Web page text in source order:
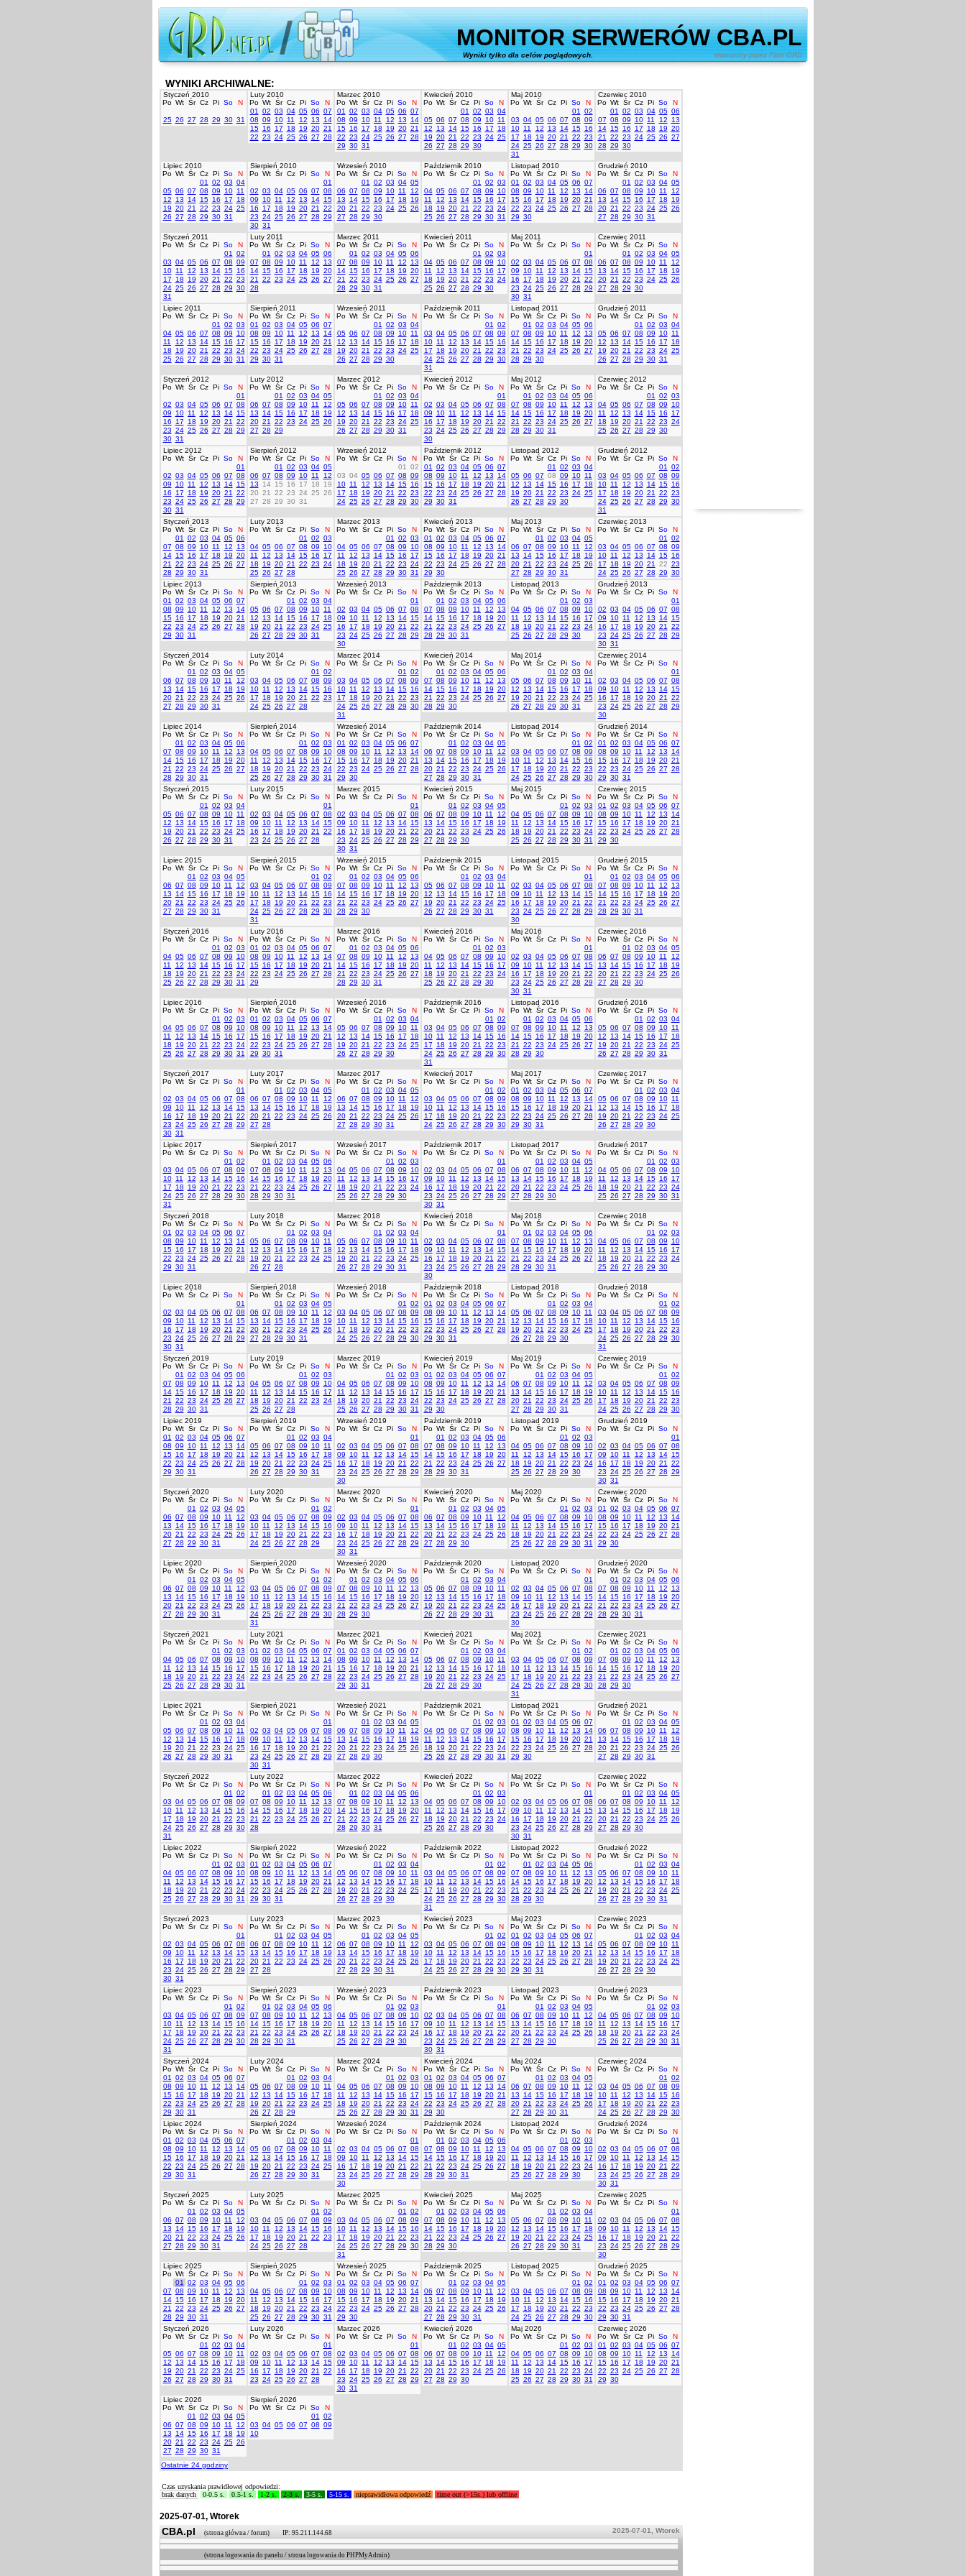
MONITOR SERWERÓW CBA.PL
Wyniki tylko dla celów poglądowych.stworzony przez Piotr GRD
WYNIKI ARCHIWALNE:
Styczeń 2010
Po Wt Śr Cz Pi So N
25 26 27 28 29 30 31
Luty 2010
Po Wt Śr Cz Pi So
N
01
02 03 04 05 06 07
08 09 10 11 12 13
14
15 16 17 18 19 20 21
22 23 24 25 26 27 28
Marzec 2010
Po Wt Śr Cz Pi So
N
01
02 03 04 05 06 07
08 09 10 11 12 13
14
15 16 17 18 19 20 21
22 23 24 25 26 27 28
29 30 31
Kwiecień 2010
Po Wt Śr Cz Pi So
N
01
02 03 04
05 06 07 08 09 10 11
12
13 14 15 16 17
18
19 20 21 22 23 24 25
26 27 28 29 30
Maj 2010
Po Wt Śr Cz Pi So
N
01
02
03 04 05 06 07 08 09
10 11 12 13 14 15 16
17
18 19 20 21 22 23
24 25 26 27 28 29 30
31
Czerwiec 2010
Po Wt Śr Cz Pi So
N
01
02 03 04 05 06
07 08 09 10 11 12
13
14 15 16 17 18 19 20
21
22 23 24 25 26 27
28 29 30
Lipiec 2010
Po Wt Śr Cz Pi So
N
01
02 03 04
05 06 07 08 09 10 11
12
13 14 15 16 17
18
19 20 21 22 23 24 25
26 27 28 29 30 31
Sierpień 2010
Po Wt Śr Cz Pi So
N
01
02 03 04 05 06 07 08
09
10 11 12 13 14 15
16
17 18 19 20 21
22
23 24 25 26 27 28 29
30 31
Wrzesień 2010
Po Wt Śr Cz Pi So
N
01
02 03 04 05
06 07 08 09 10 11
12
13
14 15 16 17 18
19
20 21 22 23 24 25 26
27 28 29 30
Październik 2010
Po Wt Śr Cz Pi So
N
01
02 03
04 05 06 07 08 09
10
11
12 13 14 15 16
17
18
19 20 21 22 23 24
25 26 27 28 29 30 31
Listopad 2010
Po Wt Śr Cz Pi So
N
01
02 03 04 05 06 07
08 09 10 11 12 13
14
15 16 17 18 19 20 21
22 23 24 25 26 27 28
29 30
Grudzień 2010
Po Wt Śr Cz Pi So
N
01
02 03 04 05
06 07 08 09 10 11
12
13
14 15 16 17 18
19
20 21 22 23 24 25 26
27 28 29 30 31
Styczeń 2011
Po Wt Śr Cz Pi So
N
01
02
03 04 05 06 07 08 09
10 11 12 13 14 15 16
17
18 19 20 21 22 23
24 25 26 27 28 29 30
31
Luty 2011
Po Wt Śr Cz Pi So
N
01
02 03 04 05 06
07 08 09 10 11 12
13
14 15 16 17 18 19 20
21
22 23 24 25 26 27
28
Marzec 2011
Po Wt Śr Cz Pi So
N
01
02 03 04 05 06
07 08 09 10 11 12
13
14 15 16 17 18 19 20
21
22 23 24 25 26 27
28 29 30 31
Kwiecień 2011
Po Wt Śr Cz Pi So
N
01
02 03
04 05 06 07 08 09
10
11
12 13 14 15 16
17
18
19 20 21 22 23 24
25 26 27 28 29 30
Maj 2011
Po Wt Śr Cz Pi So
N
01
02 03 04 05 06 07 08
09
10 11 12 13 14 15
16
17 18 19 20 21
22
23 24 25 26 27 28 29
30 31
Czerwiec 2011
Po Wt Śr Cz Pi So
N
01
02 03 04 05
06 07 08 09 10 11
12
13
14 15 16 17 18
19
20 21 22 23 24 25 26
27 28 29 30
Lipiec 2011
Po Wt Śr Cz Pi So
N
01
02 03
04 05 06 07 08 09
10
11
12 13 14 15 16
17
18
19 20 21 22 23 24
25 26 27 28 29 30 31
Sierpień 2011
Po Wt Śr Cz Pi So
N
01
02 03 04 05 06 07
08 09 10 11 12 13
14
15 16 17 18 19 20 21
22 23 24 25 26 27 28
29 30 31
Wrzesień 2011
Po Wt Śr Cz Pi So
N
01
02 03 04
05 06 07 08 09 10 11
12
13 14 15 16 17
18
19 20 21 22 23 24 25
26 27 28 29 30
Październik 2011
Po Wt Śr Cz Pi So
N
01
02
03 04 05 06 07 08 09
10 11 12 13 14 15 16
17
18 19 20 21 22 23
24 25 26 27 28 29 30
31
Listopad 2011
Po Wt Śr Cz Pi So
N
01
02 03 04 05 06
07 08 09 10 11 12
13
14 15 16 17 18 19 20
21
22 23 24 25 26 27
28 29 30
Grudzień 2011
Po Wt Śr Cz Pi So
N
01
02 03 04
05 06 07 08 09 10 11
12
13 14 15 16 17
18
19 20 21 22 23 24 25
26 27 28 29 30 31
Styczeń 2012
Po Wt Śr Cz Pi So
N
01
02 03 04 05 06 07 08
09
10 11 12 13 14 15
16
17 18 19 20 21
22
23 24 25 26 27 28 29
30 31
Luty 2012
Po Wt Śr Cz Pi So
N
01
02 03 04 05
06 07 08 09 10 11
12
13
14 15 16 17 18
19
20 21 22 23 24 25 26
27 28 29
Marzec 2012
Po Wt Śr Cz Pi So
N
01
02 03 04
05 06 07 08 09 10 11
12
13 14 15 16 17
18
19 20 21 22 23 24 25
26 27 28 29 30 31
Kwiecień 2012
Po Wt Śr Cz Pi So
N
01
02 03 04 05 06 07 08
09
10 11 12 13 14 15
16
17 18 19 20 21
22
23 24 25 26 27 28 29
30
Maj 2012
Po Wt Śr Cz Pi So
N
01
02 03 04 05 06
07 08 09 10 11 12
13
14 15 16 17 18 19 20
21
22 23 24 25 26 27
28 29 30 31
Czerwiec 2012
Po Wt Śr Cz Pi So
N
01
02 03
04 05 06 07 08 09
10
11
12 13 14 15 16
17
18
19 20 21 22 23 24
25 26 27 28 29 30
Lipiec 2012
Po Wt Śr Cz Pi So
N
01
02 03 04 05 06 07 08
09
10 11 12 13 14 15
16
17 18 19 20 21
22
23 24 25 26 27 28 29
30 31
Sierpień 2012
Po Wt Śr Cz Pi So
N
01
02 03 04 05
06 07 08 09 10 11
12
13
14 15 16 17 18
19
20 21 22 23 24 25 26
27 28 29 30 31
Wrzesień 2012
Po Wt Śr Cz Pi So
N
01
02
03 04 05 06 07 08 09
10 11 12 13 14 15 16
17
18 19 20 21 22 23
24 25 26 27 28 29 30
Październik 2012
Po Wt Śr Cz Pi So
N
01
02 03 04 05 06 07
08 09 10 11 12 13
14
15 16 17 18 19 20 21
22 23 24 25 26 27 28
29 30 31
Listopad 2012
Po Wt Śr Cz Pi So
N
01
02 03 04
05 06 07 08 09 10 11
12
13 14 15 16 17
18
19 20 21 22 23 24 25
26 27 28 29 30
Grudzień 2012
Po Wt Śr Cz Pi So
N
01
02
03 04 05 06 07 08 09
10 11 12 13 14 15 16
17
18 19 20 21 22 23
24 25 26 27 28 29 30
31
Styczeń 2013
Po Wt Śr Cz Pi So
N
01
02 03 04 05 06
07 08 09 10 11 12
13
14 15 16 17 18 19 20
21
22 23 24 25 26 27
28 29 30 31
Luty 2013
Po Wt Śr Cz Pi So
N
01
02 03
04 05 06 07 08 09
10
11
12 13 14 15 16
17
18
19 20 21 22 23 24
25 26 27 28
Marzec 2013
Po Wt Śr Cz Pi So
N
01
02 03
04 05 06 07 08 09
10
11
12 13 14 15 16
17
18
19 20 21 22 23 24
25 26 27 28 29 30 31
Kwiecień 2013
Po Wt Śr Cz Pi So
N
01
02 03 04 05 06 07
08 09 10 11 12 13
14
15 16 17 18 19 20 21
22 23 24 25 26 27 28
29 30
Maj 2013
Po Wt Śr Cz Pi So
N
01
02 03 04 05
06 07 08 09 10 11
12
13
14 15 16 17 18
19
20 21 22 23 24 25 26
27 28 29 30 31
Czerwiec 2013
Po Wt Śr Cz Pi So
N
01
02
03 04 05 06 07 08 09
10 11 12 13 14 15 16
17
18 19 20 21 22 23
24 25 26 27 28 29 30
Lipiec 2013
Po Wt Śr Cz Pi So
N
01
02 03 04 05 06 07
08 09 10 11 12 13
14
15 16 17 18 19 20 21
22 23 24 25 26 27 28
29 30 31
Sierpień 2013
Po Wt Śr Cz Pi So
N
01
02 03 04
05 06 07 08 09 10 11
12
13 14 15 16 17
18
19 20 21 22 23 24 25
26 27 28 29 30 31
Wrzesień 2013
Po Wt Śr Cz Pi So
N
01
02 03 04 05 06 07 08
09
10 11 12 13 14 15
16
17 18 19 20 21
22
23 24 25 26 27 28 29
30
Październik 2013
Po Wt Śr Cz Pi So
N
01
02 03 04 05 06
07 08 09 10 11 12
13
14 15 16 17 18 19 20
21
22 23 24 25 26 27
28 29 30 31
Listopad 2013
Po Wt Śr Cz Pi So
N
01
02 03
04 05 06 07 08 09
10
11
12 13 14 15 16
17
18
19 20 21 22 23 24
25 26 27 28 29 30
Grudzień 2013
Po Wt Śr Cz Pi So
N
01
02 03 04 05 06 07 08
09
10 11 12 13 14 15
16
17 18 19 20 21
22
23 24 25 26 27 28 29
30 31
Styczeń 2014
Po Wt Śr Cz Pi So
N
01
02 03 04 05
06 07 08 09 10 11
12
13
14 15 16 17 18
19
20 21 22 23 24 25 26
27 28 29 30 31
Luty 2014
Po Wt Śr Cz Pi So
N
01
02
03 04 05 06 07 08 09
10 11 12 13 14 15 16
17
18 19 20 21 22 23
24 25 26 27 28
Marzec 2014
Po Wt Śr Cz Pi So
N
01
02
03 04 05 06 07 08 09
10 11 12 13 14 15 16
17
18 19 20 21 22 23
24 25 26 27 28 29 30
31
Kwiecień 2014
Po Wt Śr Cz Pi So
N
01
02 03 04 05 06
07 08 09 10 11 12
13
14 15 16 17 18 19 20
21
22 23 24 25 26 27
28 29 30
Maj 2014
Po Wt Śr Cz Pi So
N
01
02 03 04
05 06 07 08 09 10 11
12
13 14 15 16 17
18
19 20 21 22 23 24 25
26 27 28 29 30 31
Czerwiec 2014
Po Wt Śr Cz Pi So
N
01
02 03 04 05 06 07 08
09
10 11 12 13 14 15
16
17 18 19 20 21
22
23 24 25 26 27 28 29
30
Lipiec 2014
Po Wt Śr Cz Pi So
N
01
02 03 04 05 06
07 08 09 10 11 12
13
14 15 16 17 18 19 20
21
22 23 24 25 26 27
28 29 30 31
Sierpień 2014
Po Wt Śr Cz Pi So
N
01
02 03
04 05 06 07 08 09
10
11
12 13 14 15 16
17
18
19 20 21 22 23 24
25 26 27 28 29 30 31
Wrzesień 2014
Po Wt Śr Cz Pi So
N
01
02 03 04 05 06 07
08 09 10 11 12 13
14
15 16 17 18 19 20 21
22 23 24 25 26 27 28
29 30
Październik 2014
Po Wt Śr Cz Pi So
N
01
02 03 04 05
06 07 08 09 10 11
12
13
14 15 16 17 18
19
20 21 22 23 24 25 26
27 28 29 30 31
Listopad 2014
Po Wt Śr Cz Pi So
N
01
02
03 04 05 06 07 08 09
10 11 12 13 14 15 16
17
18 19 20 21 22 23
24 25 26 27 28 29 30
Grudzień 2014
Po Wt Śr Cz Pi So
N
01
02 03 04 05 06 07
08 09 10 11 12 13
14
15 16 17 18 19 20 21
22 23 24 25 26 27 28
29 30 31
Styczeń 2015
Po Wt Śr Cz Pi So
N
01
02 03 04
05 06 07 08 09 10 11
12
13 14 15 16 17
18
19 20 21 22 23 24 25
26 27 28 29 30 31
Luty 2015
Po Wt Śr Cz Pi So
N
01
02 03 04 05 06 07 08
09
10 11 12 13 14 15
16
17 18 19 20 21
22
23 24 25 26 27 28
Marzec 2015
Po Wt Śr Cz Pi So
N
01
02 03 04 05 06 07 08
09
10 11 12 13 14 15
16
17 18 19 20 21
22
23 24 25 26 27 28 29
30 31
Kwiecień 2015
Po Wt Śr Cz Pi So
N
01
02 03 04 05
06 07 08 09 10 11
12
13
14 15 16 17 18
19
20 21 22 23 24 25 26
27 28 29 30
Maj 2015
Po Wt Śr Cz Pi So
N
01
02 03
04 05 06 07 08 09
10
11
12 13 14 15 16
17
18
19 20 21 22 23 24
25 26 27 28 29 30 31
Czerwiec 2015
Po Wt Śr Cz Pi So
N
01
02 03 04 05 06 07
08 09 10 11 12 13
14
15 16 17 18 19 20 21
22 23 24 25 26 27 28
29 30
Lipiec 2015
Po Wt Śr Cz Pi So
N
01
02 03 04 05
06 07 08 09 10 11
12
13
14 15 16 17 18
19
20 21 22 23 24 25 26
27 28 29 30 31
Sierpień 2015
Po Wt Śr Cz Pi So
N
01
02
03 04 05 06 07 08 09
10 11 12 13 14 15 16
17
18 19 20 21 22 23
24 25 26 27 28 29 30
31
Wrzesień 2015
Po Wt Śr Cz Pi So
N
01
02 03 04 05 06
07 08 09 10 11 12
13
14 15 16 17 18 19 20
21
22 23 24 25 26 27
28 29 30
Październik 2015
Po Wt Śr Cz Pi So
N
01
02 03 04
05 06 07 08 09 10 11
12
13 14 15 16 17
18
19 20 21 22 23 24 25
26 27 28 29 30 31
Listopad 2015
Po Wt Śr Cz Pi So
N
01
02 03 04 05 06 07 08
09
10 11 12 13 14 15
16
17 18 19 20 21
22
23 24 25 26 27 28 29
30
Grudzień 2015
Po Wt Śr Cz Pi So
N
01
02 03 04 05 06
07 08 09 10 11 12
13
14 15 16 17 18 19 20
21
22 23 24 25 26 27
28 29 30 31
Styczeń 2016
Po Wt Śr Cz Pi So
N
01
02 03
04 05 06 07 08 09
10
11
12 13 14 15 16
17
18
19 20 21 22 23 24
25 26 27 28 29 30 31
Luty 2016
Po Wt Śr Cz Pi So
N
01
02 03 04 05 06 07
08 09 10 11 12 13
14
15 16 17 18 19 20 21
22 23 24 25 26 27 28
29
Marzec 2016
Po Wt Śr Cz Pi So
N
01
02 03 04 05 06
07 08 09 10 11 12
13
14 15 16 17 18 19 20
21
22 23 24 25 26 27
28 29 30 31
Kwiecień 2016
Po Wt Śr Cz Pi So
N
01
02 03
04 05 06 07 08 09
10
11
12 13 14 15 16
17
18
19 20 21 22 23 24
25 26 27 28 29 30
Maj 2016
Po Wt Śr Cz Pi So
N
01
02 03 04 05 06 07 08
09
10 11 12 13 14 15
16
17 18 19 20 21
22
23 24 25 26 27 28 29
30 31
Czerwiec 2016
Po Wt Śr Cz Pi So
N
01
02 03 04 05
06 07 08 09 10 11
12
13
14 15 16 17 18
19
20 21 22 23 24 25 26
27 28 29 30
Lipiec 2016
Po Wt Śr Cz Pi So
N
01
02 03
04 05 06 07 08 09
10
11
12 13 14 15 16
17
18
19 20 21 22 23 24
25 26 27 28 29 30 31
Sierpień 2016
Po Wt Śr Cz Pi So
N
01
02 03 04 05 06 07
08 09 10 11 12 13
14
15 16 17 18 19 20 21
22 23 24 25 26 27 28
29 30 31
Wrzesień 2016
Po Wt Śr Cz Pi So
N
01
02 03 04
05 06 07 08 09 10 11
12
13 14 15 16 17
18
19 20 21 22 23 24 25
26 27 28 29 30
Październik 2016
Po Wt Śr Cz Pi So
N
01
02
03 04 05 06 07 08 09
10 11 12 13 14 15 16
17
18 19 20 21 22 23
24 25 26 27 28 29 30
31
Listopad 2016
Po Wt Śr Cz Pi So
N
01
02 03 04 05 06
07 08 09 10 11 12
13
14 15 16 17 18 19 20
21
22 23 24 25 26 27
28 29 30
Grudzień 2016
Po Wt Śr Cz Pi So
N
01
02 03 04
05 06 07 08 09 10 11
12
13 14 15 16 17
18
19 20 21 22 23 24 25
26 27 28 29 30 31
Styczeń 2017
Po Wt Śr Cz Pi So
N
01
02 03 04 05 06 07 08
09
10 11 12 13 14 15
16
17 18 19 20 21
22
23 24 25 26 27 28 29
30 31
Luty 2017
Po Wt Śr Cz Pi So
N
01
02 03 04 05
06 07 08 09 10 11
12
13
14 15 16 17 18
19
20 21 22 23 24 25 26
27 28
Marzec 2017
Po Wt Śr Cz Pi So
N
01
02 03 04 05
06 07 08 09 10 11
12
13
14 15 16 17 18
19
20 21 22 23 24 25 26
27 28 29 30 31
Kwiecień 2017
Po Wt Śr Cz Pi So
N
01
02
03 04 05 06 07 08 09
10 11 12 13 14 15 16
17
18 19 20 21 22 23
24 25 26 27 28 29 30
Maj 2017
Po Wt Śr Cz Pi So
N
01
02 03 04 05 06 07
08 09 10 11 12 13
14
15 16 17 18 19 20 21
22 23 24 25 26 27 28
29 30 31
Czerwiec 2017
Po Wt Śr Cz Pi So
N
01
02 03 04
05 06 07 08 09 10 11
12
13 14 15 16 17
18
19 20 21 22 23 24 25
26 27 28 29 30
Lipiec 2017
Po Wt Śr Cz Pi So
N
01
02
03 04 05 06 07 08 09
10 11 12 13 14 15 16
17
18 19 20 21 22 23
24 25 26 27 28 29 30
31
Sierpień 2017
Po Wt Śr Cz Pi So
N
01
02 03 04 05 06
07 08 09 10 11 12
13
14 15 16 17 18 19 20
21
22 23 24 25 26 27
28 29 30 31
Wrzesień 2017
Po Wt Śr Cz Pi So
N
01
02 03
04 05 06 07 08 09
10
11
12 13 14 15 16
17
18
19 20 21 22 23 24
25 26 27 28 29 30
Październik 2017
Po Wt Śr Cz Pi So
N
01
02 03 04 05 06 07 08
09
10 11 12 13 14 15
16
17 18 19 20 21
22
23 24 25 26 27 28 29
30 31
Listopad 2017
Po Wt Śr Cz Pi So
N
01
02 03 04 05
06 07 08 09 10 11
12
13
14 15 16 17 18
19
20 21 22 23 24 25 26
27 28 29 30
Grudzień 2017
Po Wt Śr Cz Pi So
N
01
02 03
04 05 06 07 08 09
10
11
12 13 14 15 16
17
18
19 20 21 22 23 24
25 26 27 28 29 30 31
Styczeń 2018
Po Wt Śr Cz Pi So
N
01
02 03 04 05 06 07
08 09 10 11 12 13
14
15 16 17 18 19 20 21
22 23 24 25 26 27 28
29 30 31
Luty 2018
Po Wt Śr Cz Pi So
N
01
02 03 04
05 06 07 08 09 10 11
12
13 14 15 16 17
18
19 20 21 22 23 24 25
26 27 28
Marzec 2018
Po Wt Śr Cz Pi So
N
01
02 03 04
05 06 07 08 09 10 11
12
13 14 15 16 17
18
19 20 21 22 23 24 25
26 27 28 29 30 31
Kwiecień 2018
Po Wt Śr Cz Pi So
N
01
02 03 04 05 06 07 08
09
10 11 12 13 14 15
16
17 18 19 20 21
22
23 24 25 26 27 28 29
30
Maj 2018
Po Wt Śr Cz Pi So
N
01
02 03 04 05 06
07 08 09 10 11 12
13
14 15 16 17 18 19 20
21
22 23 24 25 26 27
28 29 30 31
Czerwiec 2018
Po Wt Śr Cz Pi So
N
01
02 03
04 05 06 07 08 09
10
11
12 13 14 15 16
17
18
19 20 21 22 23 24
25 26 27 28 29 30
Lipiec 2018
Po Wt Śr Cz Pi So
N
01
02 03 04 05 06 07 08
09
10 11 12 13 14 15
16
17 18 19 20 21
22
23 24 25 26 27 28 29
30 31
Sierpień 2018
Po Wt Śr Cz Pi So
N
01
02 03 04 05
06 07 08 09 10 11
12
13
14 15 16 17 18
19
20 21 22 23 24 25 26
27 28 29 30 31
Wrzesień 2018
Po Wt Śr Cz Pi So
N
01
02
03 04 05 06 07 08 09
10 11 12 13 14 15 16
17
18 19 20 21 22 23
24 25 26 27 28 29 30
Październik 2018
Po Wt Śr Cz Pi So
N
01
02 03 04 05 06 07
08 09 10 11 12 13
14
15 16 17 18 19 20 21
22 23 24 25 26 27 28
29 30 31
Listopad 2018
Po Wt Śr Cz Pi So
N
01
02 03 04
05 06 07 08 09 10 11
12
13 14 15 16 17
18
19 20 21 22 23 24 25
26 27 28 29 30
Grudzień 2018
Po Wt Śr Cz Pi So
N
01
02
03 04 05 06 07 08 09
10 11 12 13 14 15 16
17
18 19 20 21 22 23
24 25 26 27 28 29 30
31
Styczeń 2019
Po Wt Śr Cz Pi So
N
01
02 03 04 05 06
07 08 09 10 11 12
13
14 15 16 17 18 19 20
21
22 23 24 25 26 27
28 29 30 31
Luty 2019
Po Wt Śr Cz Pi So
N
01
02 03
04 05 06 07 08 09
10
11
12 13 14 15 16
17
18
19 20 21 22 23 24
25 26 27 28
Marzec 2019
Po Wt Śr Cz Pi So
N
01
02 03
04 05 06 07 08 09
10
11
12 13 14 15 16
17
18
19 20 21 22 23 24
25 26 27 28 29 30 31
Kwiecień 2019
Po Wt Śr Cz Pi So
N
01
02 03 04 05 06 07
08 09 10 11 12 13
14
15 16 17 18 19 20 21
22 23 24 25 26 27 28
29 30
Maj 2019
Po Wt Śr Cz Pi So
N
01
02 03 04 05
06 07 08 09 10 11
12
13
14 15 16 17 18
19
20 21 22 23 24 25 26
27 28 29 30 31
Czerwiec 2019
Po Wt Śr Cz Pi So
N
01
02
03 04 05 06 07 08 09
10 11 12 13 14 15 16
17
18 19 20 21 22 23
24 25 26 27 28 29 30
Lipiec 2019
Po Wt Śr Cz Pi So
N
01
02 03 04 05 06 07
08 09 10 11 12 13
14
15 16 17 18 19 20 21
22 23 24 25 26 27 28
29 30 31
Sierpień 2019
Po Wt Śr Cz Pi So
N
01
02 03 04
05 06 07 08 09 10 11
12
13 14 15 16 17
18
19 20 21 22 23 24 25
26 27 28 29 30 31
Wrzesień 2019
Po Wt Śr Cz Pi So
N
01
02 03 04 05 06 07 08
09
10 11 12 13 14 15
16
17 18 19 20 21
22
23 24 25 26 27 28 29
30
Październik 2019
Po Wt Śr Cz Pi So
N
01
02 03 04 05 06
07 08 09 10 11 12
13
14 15 16 17 18 19 20
21
22 23 24 25 26 27
28 29 30 31
Listopad 2019
Po Wt Śr Cz Pi So
N
01
02 03
04 05 06 07 08 09
10
11
12 13 14 15 16
17
18
19 20 21 22 23 24
25 26 27 28 29 30
Grudzień 2019
Po Wt Śr Cz Pi So
N
01
02 03 04 05 06 07 08
09
10 11 12 13 14 15
16
17 18 19 20 21
22
23 24 25 26 27 28 29
30 31
Styczeń 2020
Po Wt Śr Cz Pi So
N
01
02 03 04 05
06 07 08 09 10 11
12
13
14 15 16 17 18
19
20 21 22 23 24 25 26
27 28 29 30 31
Luty 2020
Po Wt Śr Cz Pi So
N
01
02
03 04 05 06 07 08 09
10 11 12 13 14 15 16
17
18 19 20 21 22 23
24 25 26 27 28 29
Marzec 2020
Po Wt Śr Cz Pi So
N
01
02 03 04 05 06 07 08
09
10 11 12 13 14 15
16
17 18 19 20 21
22
23 24 25 26 27 28 29
30 31
Kwiecień 2020
Po Wt Śr Cz Pi So
N
01
02 03 04 05
06 07 08 09 10 11
12
13
14 15 16 17 18
19
20 21 22 23 24 25 26
27 28 29 30
Maj 2020
Po Wt Śr Cz Pi So
N
01
02 03
04 05 06 07 08 09
10
11
12 13 14 15 16
17
18
19 20 21 22 23 24
25 26 27 28 29 30 31
Czerwiec 2020
Po Wt Śr Cz Pi So
N
01
02 03 04 05 06 07
08 09 10 11 12 13
14
15 16 17 18 19 20 21
22 23 24 25 26 27 28
29 30
Lipiec 2020
Po Wt Śr Cz Pi So
N
01
02 03 04 05
06 07 08 09 10 11
12
13
14 15 16 17 18
19
20 21 22 23 24 25 26
27 28 29 30 31
Sierpień 2020
Po Wt Śr Cz Pi So
N
01
02
03 04 05 06 07 08 09
10 11 12 13 14 15 16
17
18 19 20 21 22 23
24 25 26 27 28 29 30
31
Wrzesień 2020
Po Wt Śr Cz Pi So
N
01
02 03 04 05 06
07 08 09 10 11 12
13
14 15 16 17 18 19 20
21
22 23 24 25 26 27
28 29 30
Październik 2020
Po Wt Śr Cz Pi So
N
01
02 03 04
05 06 07 08 09 10 11
12
13 14 15 16 17
18
19 20 21 22 23 24 25
26 27 28 29 30 31
Listopad 2020
Po Wt Śr Cz Pi So
N
01
02 03 04 05 06 07 08
09
10 11 12 13 14 15
16
17 18 19 20 21
22
23 24 25 26 27 28 29
30
Grudzień 2020
Po Wt Śr Cz Pi So
N
01
02 03 04 05 06
07 08 09 10 11 12
13
14 15 16 17 18 19 20
21
22 23 24 25 26 27
28 29 30 31
Styczeń 2021
Po Wt Śr Cz Pi So
N
01
02 03
04 05 06 07 08 09
10
11
12 13 14 15 16
17
18
19 20 21 22 23 24
25 26 27 28 29 30 31
Luty 2021
Po Wt Śr Cz Pi So
N
01
02 03 04 05 06 07
08 09 10 11 12 13
14
15 16 17 18 19 20 21
22 23 24 25 26 27 28
Marzec 2021
Po Wt Śr Cz Pi So
N
01
02 03 04 05 06 07
08 09 10 11 12 13
14
15 16 17 18 19 20 21
22 23 24 25 26 27 28
29 30 31
Kwiecień 2021
Po Wt Śr Cz Pi So
N
01
02 03 04
05 06 07 08 09 10 11
12
13 14 15 16 17
18
19 20 21 22 23 24 25
26 27 28 29 30
Maj 2021
Po Wt Śr Cz Pi So
N
01
02
03 04 05 06 07 08 09
10 11 12 13 14 15 16
17
18 19 20 21 22 23
24 25 26 27 28 29 30
31
Czerwiec 2021
Po Wt Śr Cz Pi So
N
01
02 03 04 05 06
07 08 09 10 11 12
13
14 15 16 17 18 19 20
21
22 23 24 25 26 27
28 29 30
Lipiec 2021
Po Wt Śr Cz Pi So
N
01
02 03 04
05 06 07 08 09 10 11
12
13 14 15 16 17
18
19 20 21 22 23 24 25
26 27 28 29 30 31
Sierpień 2021
Po Wt Śr Cz Pi So
N
01
02 03 04 05 06 07 08
09
10 11 12 13 14 15
16
17 18 19 20 21
22
23 24 25 26 27 28 29
30 31
Wrzesień 2021
Po Wt Śr Cz Pi So
N
01
02 03 04 05
06 07 08 09 10 11
12
13
14 15 16 17 18
19
20 21 22 23 24 25 26
27 28 29 30
Październik 2021
Po Wt Śr Cz Pi So
N
01
02 03
04 05 06 07 08 09
10
11
12 13 14 15 16
17
18
19 20 21 22 23 24
25 26 27 28 29 30 31
Listopad 2021
Po Wt Śr Cz Pi So
N
01
02 03 04 05 06 07
08 09 10 11 12 13
14
15 16 17 18 19 20 21
22 23 24 25 26 27 28
29 30
Grudzień 2021
Po Wt Śr Cz Pi So
N
01
02 03 04 05
06 07 08 09 10 11
12
13
14 15 16 17 18
19
20 21 22 23 24 25 26
27 28 29 30 31
Styczeń 2022
Po Wt Śr Cz Pi So
N
01
02
03 04 05 06 07 08 09
10 11 12 13 14 15 16
17
18 19 20 21 22 23
24 25 26 27 28 29 30
31
Luty 2022
Po Wt Śr Cz Pi So
N
01
02 03 04 05 06
07 08 09 10 11 12
13
14 15 16 17 18 19 20
21
22 23 24 25 26 27
28
Marzec 2022
Po Wt Śr Cz Pi So
N
01
02 03 04 05 06
07 08 09 10 11 12
13
14 15 16 17 18 19 20
21
22 23 24 25 26 27
28 29 30 31
Kwiecień 2022
Po Wt Śr Cz Pi So
N
01
02 03
04 05 06 07 08 09
10
11
12 13 14 15 16
17
18
19 20 21 22 23 24
25 26 27 28 29 30
Maj 2022
Po Wt Śr Cz Pi So
N
01
02 03 04 05 06 07 08
09
10 11 12 13 14 15
16
17 18 19 20 21
22
23 24 25 26 27 28 29
30 31
Czerwiec 2022
Po Wt Śr Cz Pi So
N
01
02 03 04 05
06 07 08 09 10 11
12
13
14 15 16 17 18
19
20 21 22 23 24 25 26
27 28 29 30
Lipiec 2022
Po Wt Śr Cz Pi So
N
01
02 03
04 05 06 07 08 09
10
11
12 13 14 15 16
17
18
19 20 21 22 23 24
25 26 27 28 29 30 31
Sierpień 2022
Po Wt Śr Cz Pi So
N
01
02 03 04 05 06 07
08 09 10 11 12 13
14
15 16 17 18 19 20 21
22 23 24 25 26 27 28
29 30 31
Wrzesień 2022
Po Wt Śr Cz Pi So
N
01
02 03 04
05 06 07 08 09 10 11
12
13 14 15 16 17
18
19 20 21 22 23 24 25
26 27 28 29 30
Październik 2022
Po Wt Śr Cz Pi So
N
01
02
03 04 05 06 07 08 09
10 11 12 13 14 15 16
17
18 19 20 21 22 23
24 25 26 27 28 29 30
31
Listopad 2022
Po Wt Śr Cz Pi So
N
01
02 03 04 05 06
07 08 09 10 11 12
13
14 15 16 17 18 19 20
21
22 23 24 25 26 27
28 29 30
Grudzień 2022
Po Wt Śr Cz Pi So
N
01
02 03 04
05 06 07 08 09 10 11
12
13 14 15 16 17
18
19 20 21 22 23 24 25
26 27 28 29 30 31
Styczeń 2023
Po Wt Śr Cz Pi So
N
01
02 03 04 05 06 07 08
09
10 11 12 13 14 15
16
17 18 19 20 21
22
23 24 25 26 27 28 29
30 31
Luty 2023
Po Wt Śr Cz Pi So
N
01
02 03 04 05
06 07 08 09 10 11
12
13
14 15 16 17 18
19
20 21 22 23 24 25 26
27 28
Marzec 2023
Po Wt Śr Cz Pi So
N
01
02 03 04 05
06 07 08 09 10 11
12
13
14 15 16 17 18
19
20 21 22 23 24 25 26
27 28 29 30 31
Kwiecień 2023
Po Wt Śr Cz Pi So
N
01
02
03 04 05 06 07 08 09
10 11 12 13 14 15 16
17
18 19 20 21 22 23
24 25 26 27 28 29 30
Maj 2023
Po Wt Śr Cz Pi So
N
01
02 03 04 05 06 07
08 09 10 11 12 13
14
15 16 17 18 19 20 21
22 23 24 25 26 27 28
29 30 31
Czerwiec 2023
Po Wt Śr Cz Pi So
N
01
02 03 04
05 06 07 08 09 10 11
12
13 14 15 16 17
18
19 20 21 22 23 24 25
26 27 28 29 30
Lipiec 2023
Po Wt Śr Cz Pi So
N
01
02
03 04 05 06 07 08 09
10 11 12 13 14 15 16
17
18 19 20 21 22 23
24 25 26 27 28 29 30
31
Sierpień 2023
Po Wt Śr Cz Pi So
N
01
02 03 04 05 06
07 08 09 10 11 12
13
14 15 16 17 18 19 20
21
22 23 24 25 26 27
28 29 30 31
Wrzesień 2023
Po Wt Śr Cz Pi So
N
01
02 03
04 05 06 07 08 09
10
11
12 13 14 15 16
17
18
19 20 21 22 23 24
25 26 27 28 29 30
Październik 2023
Po Wt Śr Cz Pi So
N
01
02 03 04 05 06 07 08
09
10 11 12 13 14 15
16
17 18 19 20 21
22
23 24 25 26 27 28 29
30 31
Listopad 2023
Po Wt Śr Cz Pi So
N
01
02 03 04 05
06 07 08 09 10 11
12
13
14 15 16 17 18
19
20 21 22 23 24 25 26
27 28 29 30
Grudzień 2023
Po Wt Śr Cz Pi So
N
01
02 03
04 05 06 07 08 09
10
11
12 13 14 15 16
17
18
19 20 21 22 23 24
25 26 27 28 29 30 31
Styczeń 2024
Po Wt Śr Cz Pi So
N
01
02 03 04 05 06 07
08 09 10 11 12 13
14
15 16 17 18 19 20 21
22 23 24 25 26 27 28
29 30 31
Luty 2024
Po Wt Śr Cz Pi So
N
01
02 03 04
05 06 07 08 09 10 11
12
13 14 15 16 17
18
19 20 21 22 23 24 25
26 27 28 29
Marzec 2024
Po Wt Śr Cz Pi So
N
01
02 03
04 05 06 07 08 09
10
11
12 13 14 15 16
17
18
19 20 21 22 23 24
25 26 27 28 29 30 31
Kwiecień 2024
Po Wt Śr Cz Pi So
N
01
02 03 04 05 06 07
08 09 10 11 12 13
14
15 16 17 18 19 20 21
22 23 24 25 26 27 28
29 30
Maj 2024
Po Wt Śr Cz Pi So
N
01
02 03 04 05
06 07 08 09 10 11
12
13
14 15 16 17 18
19
20 21 22 23 24 25 26
27 28 29 30 31
Czerwiec 2024
Po Wt Śr Cz Pi So
N
01
02
03 04 05 06 07 08 09
10 11 12 13 14 15 16
17
18 19 20 21 22 23
24 25 26 27 28 29 30
Lipiec 2024
Po Wt Śr Cz Pi So
N
01
02 03 04 05 06 07
08 09 10 11 12 13
14
15 16 17 18 19 20 21
22 23 24 25 26 27 28
29 30 31
Sierpień 2024
Po Wt Śr Cz Pi So
N
01
02 03 04
05 06 07 08 09 10 11
12
13 14 15 16 17
18
19 20 21 22 23 24 25
26 27 28 29 30 31
Wrzesień 2024
Po Wt Śr Cz Pi So
N
01
02 03 04 05 06 07 08
09
10 11 12 13 14 15
16
17 18 19 20 21
22
23 24 25 26 27 28 29
30
Październik 2024
Po Wt Śr Cz Pi So
N
01
02 03 04 05 06
07 08 09 10 11 12
13
14 15 16 17 18 19 20
21
22 23 24 25 26 27
28 29 30 31
Listopad 2024
Po Wt Śr Cz Pi So
N
01
02 03
04 05 06 07 08 09
10
11
12 13 14 15 16
17
18
19 20 21 22 23 24
25 26 27 28 29 30
Grudzień 2024
Po Wt Śr Cz Pi So
N
01
02 03 04 05 06 07 08
09
10 11 12 13 14 15
16
17 18 19 20 21
22
23 24 25 26 27 28 29
30 31
Styczeń 2025
Po Wt Śr Cz Pi So
N
01
02 03 04 05
06 07 08 09 10 11
12
13
14 15 16 17 18
19
20 21 22 23 24 25 26
27 28 29 30 31
Luty 2025
Po Wt Śr Cz Pi So
N
01
02
03 04 05 06 07 08 09
10 11 12 13 14 15 16
17
18 19 20 21 22 23
24 25 26 27 28
Marzec 2025
Po Wt Śr Cz Pi So
N
01
02
03 04 05 06 07 08 09
10 11 12 13 14 15 16
17
18 19 20 21 22 23
24 25 26 27 28 29 30
31
Kwiecień 2025
Po Wt Śr Cz Pi So
N
01
02 03 04 05 06
07 08 09 10 11 12
13
14 15 16 17 18 19 20
21
22 23 24 25 26 27
28 29 30
Maj 2025
Po Wt Śr Cz Pi So
N
01
02 03 04
05 06 07 08 09 10 11
12
13 14 15 16 17
18
19 20 21 22 23 24 25
26 27 28 29 30 31
Czerwiec 2025
Po Wt Śr Cz Pi So
N
01
02 03 04 05 06 07 08
09
10 11 12 13 14 15
16
17 18 19 20 21
22
23 24 25 26 27 28 29
30
Lipiec 2025
Po Wt Śr Cz Pi So
N
01
02 03 04 05 06
07 08 09 10 11 12
13
14 15 16 17 18 19 20
21
22 23 24 25 26 27
28 29 30 31
Sierpień 2025
Po Wt Śr Cz Pi So
N
01
02 03
04 05 06 07 08 09
10
11
12 13 14 15 16
17
18
19 20 21 22 23 24
25 26 27 28 29 30 31
Wrzesień 2025
Po Wt Śr Cz Pi So
N
01
02 03 04 05 06 07
08 09 10 11 12 13
14
15 16 17 18 19 20 21
22 23 24 25 26 27 28
29 30
Październik 2025
Po Wt Śr Cz Pi So
N
01
02 03 04 05
06 07 08 09 10 11
12
13
14 15 16 17 18
19
20 21 22 23 24 25 26
27 28 29 30 31
Listopad 2025
Po Wt Śr Cz Pi So
N
01
02
03 04 05 06 07 08 09
10 11 12 13 14 15 16
17
18 19 20 21 22 23
24 25 26 27 28 29 30
Grudzień 2025
Po Wt Śr Cz Pi So
N
01
02 03 04 05 06 07
08 09 10 11 12 13
14
15 16 17 18 19 20 21
22 23 24 25 26 27 28
29 30 31
Styczeń 2026
Po Wt Śr Cz Pi So
N
01
02 03 04
05 06 07 08 09 10 11
12
13 14 15 16 17
18
19 20 21 22 23 24 25
26 27 28 29 30 31
Luty 2026
Po Wt Śr Cz Pi So
N
01
02 03 04 05 06 07 08
09
10 11 12 13 14 15
16
17 18 19 20 21
22
23 24 25 26 27 28
Marzec 2026
Po Wt Śr Cz Pi So
N
01
02 03 04 05 06 07 08
09
10 11 12 13 14 15
16
17 18 19 20 21
22
23 24 25 26 27 28 29
30 31
Kwiecień 2026
Po Wt Śr Cz Pi So
N
01
02 03 04 05
06 07 08 09 10 11
12
13
14 15 16 17 18
19
20 21 22 23 24 25 26
27 28 29 30
Maj 2026
Po Wt Śr Cz Pi So
N
01
02 03
04 05 06 07 08 09
10
11
12 13 14 15 16
17
18
19 20 21 22 23 24
25 26 27 28 29 30 31
Czerwiec 2026
Po Wt Śr Cz Pi So
N
01
02 03 04 05 06 07
08 09 10 11 12 13
14
15 16 17 18 19 20 21
22 23 24 25 26 27 28
29 30
Lipiec 2026
Po Wt Śr Cz Pi So
N
01
02 03 04 05
06 07 08 09 10 11
12
13
14 15 16 17 18
19
20 21 22 23 24 25 26
27 28 29 30 31
Sierpień 2026
Po Wt Śr Cz Pi So
N
01
02
03 04 05 06 07 08 09
10
Ostatnie 24 godziny
Czas uzyskania prawidłowej odpowiedzi:
brak danych
0-0.5 s. 0.5-1 s. 1-2 s. 2-3 s. 3-5 s. 5-15 s. nieprawidłowa odpowiedź time out (>15s.) lub offline
2025-07-01, Wtorek
CBA.pl (strona główna / forum) IP: 95.211.144.68
(strona logowania do panelu / strona logowania do PHPMyAdmin)
2025-07-01, Wtorek